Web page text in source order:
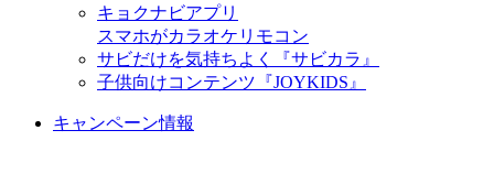
キョクナビアプリ
スマホがカラオケリモコン
サビだけを気持ちよく『サビカラ』
子供向けコンテンツ『JOYKIDS』
キャンペーン情報